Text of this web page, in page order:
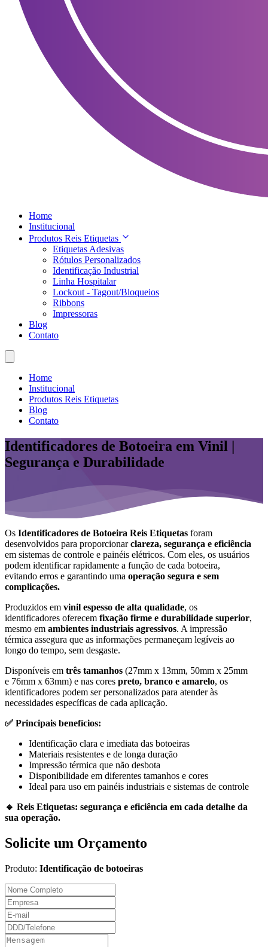
Home
Institucional
Produtos Reis Etiquetas
Etiquetas Adesivas
Rótulos Personalizados
Identificação Industrial
Linha Hospitalar
Lockout - Tagout/Bloqueios
Ribbons
Impressoras
Blog
Contato
Home
Institucional
Produtos Reis Etiquetas
Blog
Contato
Identificadores de Botoeira em Vinil |
Segurança e Durabilidade
Os Identificadores de Botoeira Reis Etiquetas foram
desenvolvidos para proporcionarclareza, segurança e eficiência
em sistemas de controle e painéis elétricos. Com eles, os usuários
podem identificar rapidamente a função de cada botoeira,
evitando erros e garantindo uma operação segura e sem
complicações.
Produzidos em vinil espesso de alta qualidade, os
identificadores oferecem fixação firme e durabilidade superior,
mesmo em ambientes industriais agressivos. A impressão
térmica assegura que as informações permaneçam legíveis ao
longo do tempo, sem desgaste.
Disponíveis em três tamanhos (27mm x 13mm, 50mm x 25mm
e 76mm x 63mm) e nas cores preto, branco e amarelo, os
identificadores podem ser personalizados para atender às
necessidades específicas de cada aplicação.
✅ Principais benefícios:
Identificação clara e imediata das botoeiras
Materiais resistentes e de longa duração
Impressão térmica que não desbota
Disponibilidade em diferentes tamanhos e cores
Ideal para uso em painéis industriais e sistemas de controle
🔹 Reis Etiquetas: segurança e eficiência em cada detalhe da
sua operação.
Solicite um Orçamento
Produto: Identificação de botoeiras